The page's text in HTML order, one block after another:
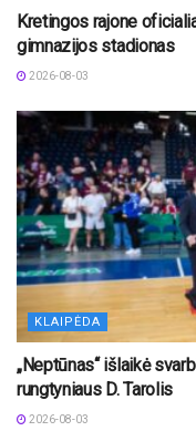
Kretingos rajone
gimnazijos stadionas
2026-08-03
KLAIPĖDA
„Neptūnas“ išlaikė
rungtyniaus D. Tarolis
2026-08-03